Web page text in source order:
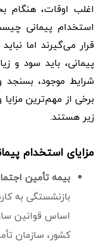
اغلب اوقات، هنگام
استخدام پیمانی
قرار می‌گیرند اما
پیمانی، باید سود و
شرایط موجود،
برخی از مهم‌ترین
زیر هستند.
مزایای استخدام
بیمه تأمین
بازنشستگی به
اساس قوانین
کشور، سازمان